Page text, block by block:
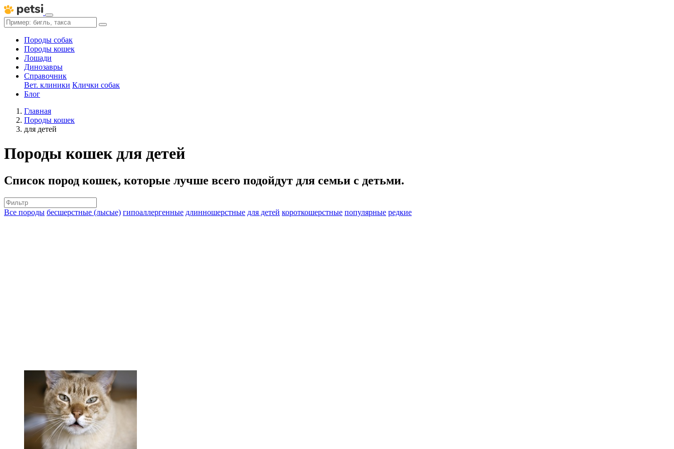
Породы собак
Породы кошек
Лошади
Динозавры
Справочник
Вет. клиники Клички собак
Блог
Главная
Породы кошек
для детей
Породы кошек для детей
Список пород кошек, которые лучше всего подойдут для семьи с детьми.
Все породы бесшерстные (лысые) гипоаллергенные длинношерстные для детей короткошерстные популярные редкие